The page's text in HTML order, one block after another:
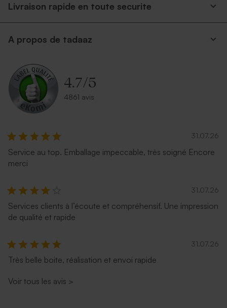
Livraison rapide en toute securite
A propos de tadaaz
4.7/5
4861 avis
31.07.26
Service au top. Emballage impeccable, très soigné Encore
merci
31.07.26
Services clients à l’écoute et compréhensif. Une impression
de qualité et rapide
31.07.26
Très belle boite, réalisation et envoi rapide
Voir tous les avis >